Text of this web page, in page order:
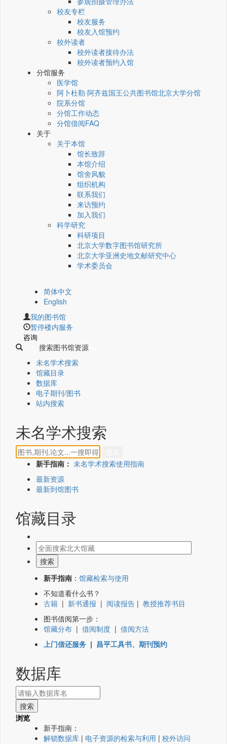
校友专栏
校友服务
校友入馆预约
校外读者
校外读者接待办法
校外读者预约入馆
分馆服务
医学馆
阿卜杜勒·阿齐兹国王公共图书馆北京大学分馆
院系分馆
分馆工作动态
分馆借阅FAQ
关于
关于本馆
馆长致辞
本馆介绍
馆舍风貌
组织机构
联系我们
来访预约
加入我们
科学研究
科研项目
北京大学数字图书馆研究所
北京大学亚洲史地文献研究中心
学术委员会
简体中文
English
我的图书馆
暂停楼内服务
咨询
搜索图书馆资源
未名学术搜索
馆藏目录
数据库
电子期刊/图书
站内搜索
未名学术搜索
新手指南： 未名学术搜索使用指南
最新资源
最新到馆图书
馆藏目录
新手指南 ： 馆藏检索与使用
不知道看什么书？
古籍 | 新书通报 | 阅读报告 | 教授推荐书目
图书借阅第一步：
馆藏分布 | 借阅制度 | 借阅方法
上门借还服务 | 昌平工具书、期刊预约
数据库
浏览
新手指南：
解锁数据库 | 电子资源的检索与利用 | 校外访问